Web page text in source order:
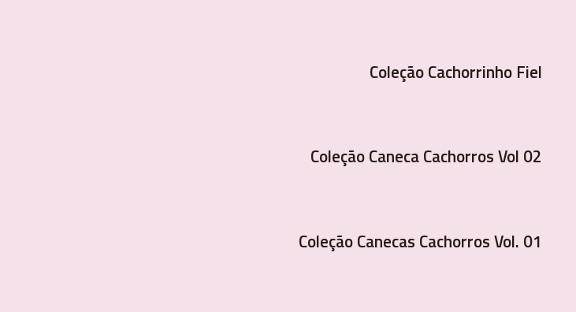
Coleção Cachorrinho Fiel
Coleção Caneca Cachorros Vol 02
Coleção Canecas Cachorros Vol. 01